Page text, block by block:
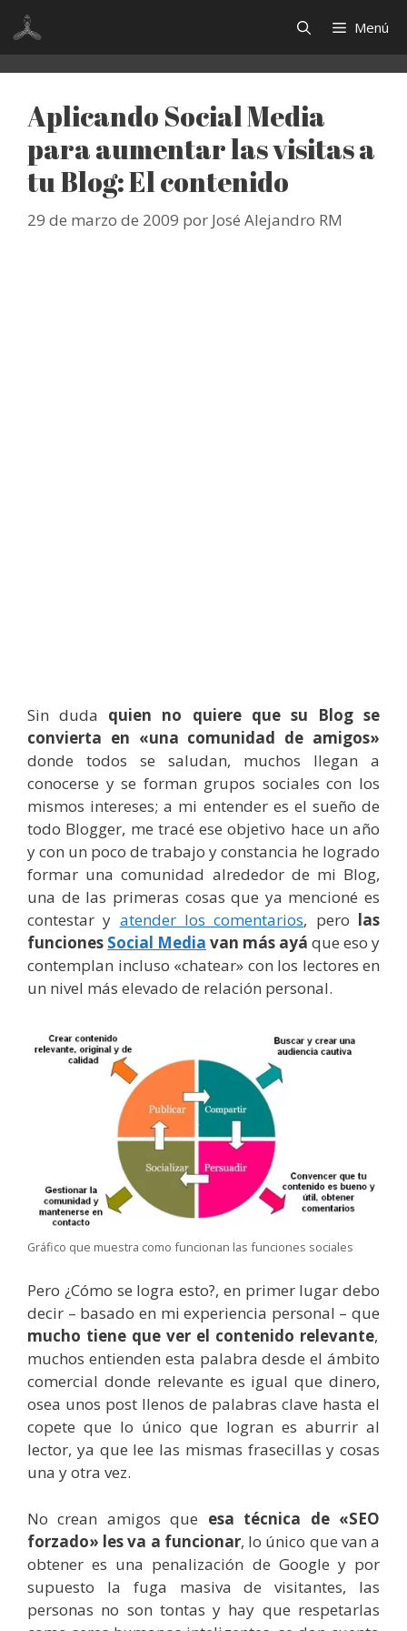
Saltar
contenido
Menú
Aplicando Social Media
para aumentar las visitas a
tu Blog: El contenido
29 de marzo de 2009 por José Alejandro RM
Sin duda quien no quiere que su Blog se
convierta en «una comunidad de amigos»
donde todos se saludan, muchos llegan a
conocerse y se forman grupos sociales con los
mismos intereses; a mi entender es el sueño de
todo Blogger, me tracé ese objetivo hace un año
y con un poco de trabajo y constancia he logrado
formar una comunidad alrededor de mi Blog,
una de las primeras cosas que ya mencioné es
contestar y atender los comentarios, pero las
funciones Social Media van más ayá que eso y
contemplan incluso «chatear» con los lectores en
un nivel más elevado de relación personal.
Gráfico que muestra como funcionan las funciones sociales
Pero ¿Cómo se logra esto?, en primer lugar debo
decir – basado en mi experiencia personal – que
mucho tiene que ver el contenido relevante,
muchos entienden esta palabra desde el ámbito
comercial donde relevante es igual que dinero,
osea unos post llenos de palabras clave hasta el
copete que lo único que logran es aburrir al
lector, ya que lee las mismas frasecillas y cosas
una y otra vez.
No crean amigos que esa técnica de «SEO
forzado» les va a funcionar, lo único que van a
obtener es una penalización de Google y por
supuesto la fuga masiva de visitantes, las
personas no son tontas y hay que respetarlas